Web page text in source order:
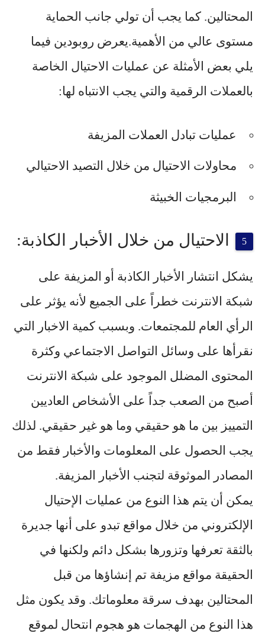
المحتالين. كما يجب أن تولي جانب الحماية
مستوى عالي من الأهمية.يعرض روبودين فيما
يلي بعض الأمثلة عن عمليات الاحتيال الخاصة
بالعملات الرقمية والتي يجب الانتباه لها:
عمليات تبادل العملات المزيفة
محاولات الاحتيال من خلال التصيد الاحتيالي
البرمجيات الخبيثة
الاحتيال من خلال الأخبار الكاذبة:
يشكل انتشار الأخبار الكاذبة أو المزيفة على
شبكة الانترنت خطراً على الجميع لأنه يؤثر على
الرأي العام للمجتمعات. وبسبب كمية الاخبار التي
نقرأها على وسائل التواصل الاجتماعي وكثرة
المحتوى المضلل الموجود على شبكة الانترنت
أصبح من الصعب جداً على الأشخاص العاديين
التمييز بين ما هو حقيقي وما هو غير حقيقي. لذلك
يجب الحصول على المعلومات والأخبار فقط من
المصادر الموثوقة لتجنب الأخبار المزيفة.
يمكن أن يتم هذا النوع من عمليات الإحتيال
الإلكتروني من خلال مواقع تبدو على أنها جديرة
بالثقة تعرفها وتزورها بشكل دائم ولكنها في
الحقيقة مواقع مزيفة تم إنشاؤها من قبل
المحتالين بهدف سرقة معلوماتك. وقد يكون مثل
هذا النوع من الهجمات هو هجوم انتحال لموقع